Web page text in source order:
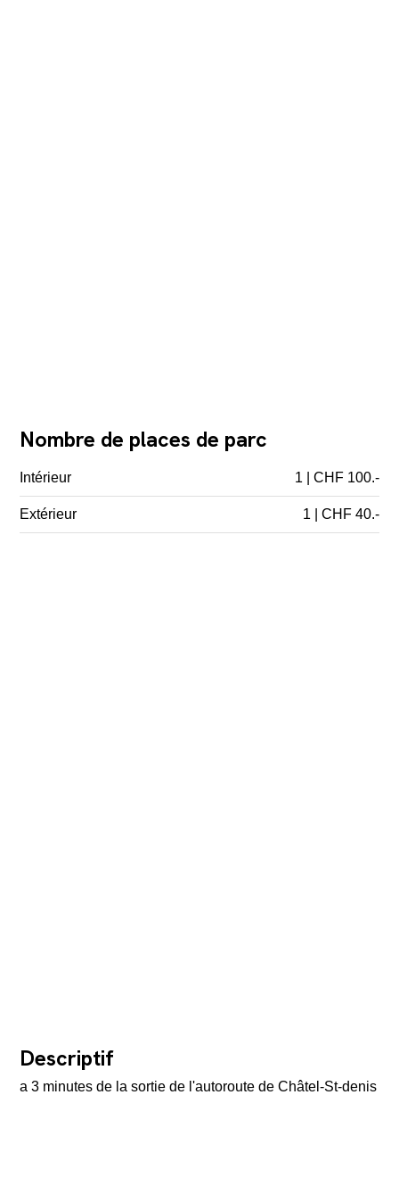
Nombre de places de parc
Intérieur 1 | CHF 100.-
Extérieur 1 | CHF 40.-
Descriptif
a 3 minutes de la sortie de l'autoroute de Châtel-St-denis